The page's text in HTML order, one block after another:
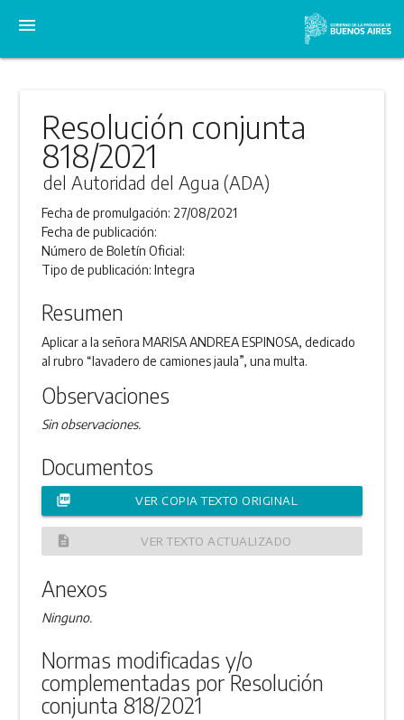
menu
Resolución conjunta
818/2021
del Autoridad del Agua (ADA)
Fecha de promulgación: 27/08/2021
Fecha de publicación:
Número de Boletín Oficial:
Tipo de publicación:Integra
Resumen
Aplicar a la señora MARISA ANDREA ESPINOSA, dedicado
al rubro “lavadero de camiones jaula”, una multa.
Observaciones
Sin observaciones.
Documentos
picture_as_pdf VER COPIA TEXTO ORIGINAL
description VER TEXTO ACTUALIZADO
Anexos
Ninguno.
Normas modificadas y/o
complementadas por Resolución
conjunta 818/2021